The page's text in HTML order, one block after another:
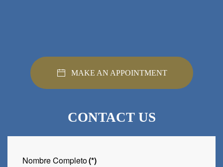
MAKE AN APPOINTMENT
CONTACT US
Nombre Completo(*)